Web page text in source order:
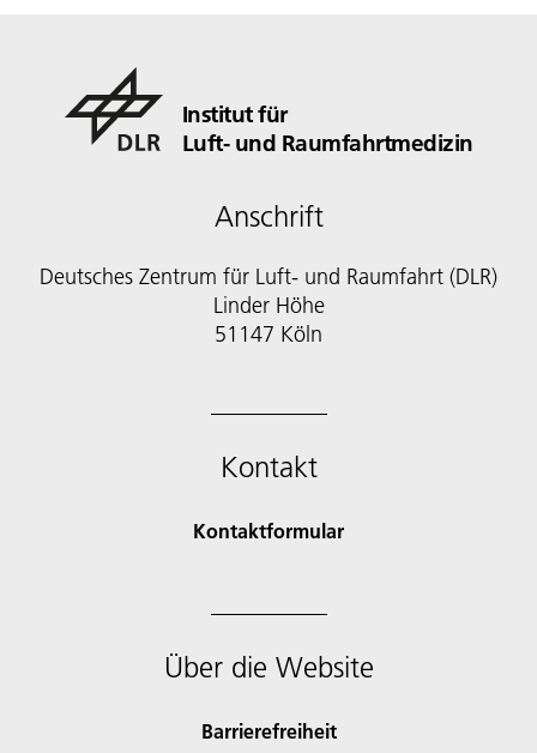
Institut für
Luft- und Raumfahrtmedizin
Anschrift
Deutsches Zentrum für Luft- und Raumfahrt (DLR)
Linder Höhe
51147 Köln
Kontakt
Kontaktformular
Über die Website
Barrierefreiheit